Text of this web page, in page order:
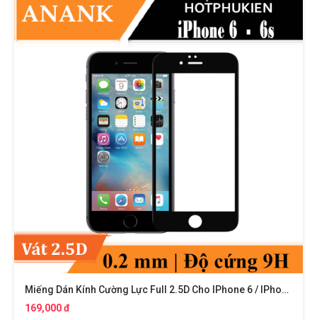
Miếng Dán Kính Cường Lực Full 2.5D Cho IPhone 6 / IPhone 6s Hiệu ANANK
169,000 đ